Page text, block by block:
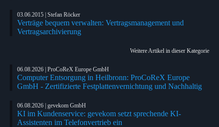
03.06.2015 | Stefan Röcker
Verträge bequem verwalten: Vertragsmanagement und
Vertragsarchivierung
Weitere Artikel in dieser Kategorie
06.08.2026 | ProCoReX Europe GmbH
Computer Entsorgung in Heilbronn: ProCoReX Europe
GmbH - Zertifizierte Festplattenvernichtung und Nachhaltig
06.08.2026 | gevekom GmbH
KI im Kundenservice: gevekom setzt sprechende KI-
Assistenten im Telefonvertrieb ein